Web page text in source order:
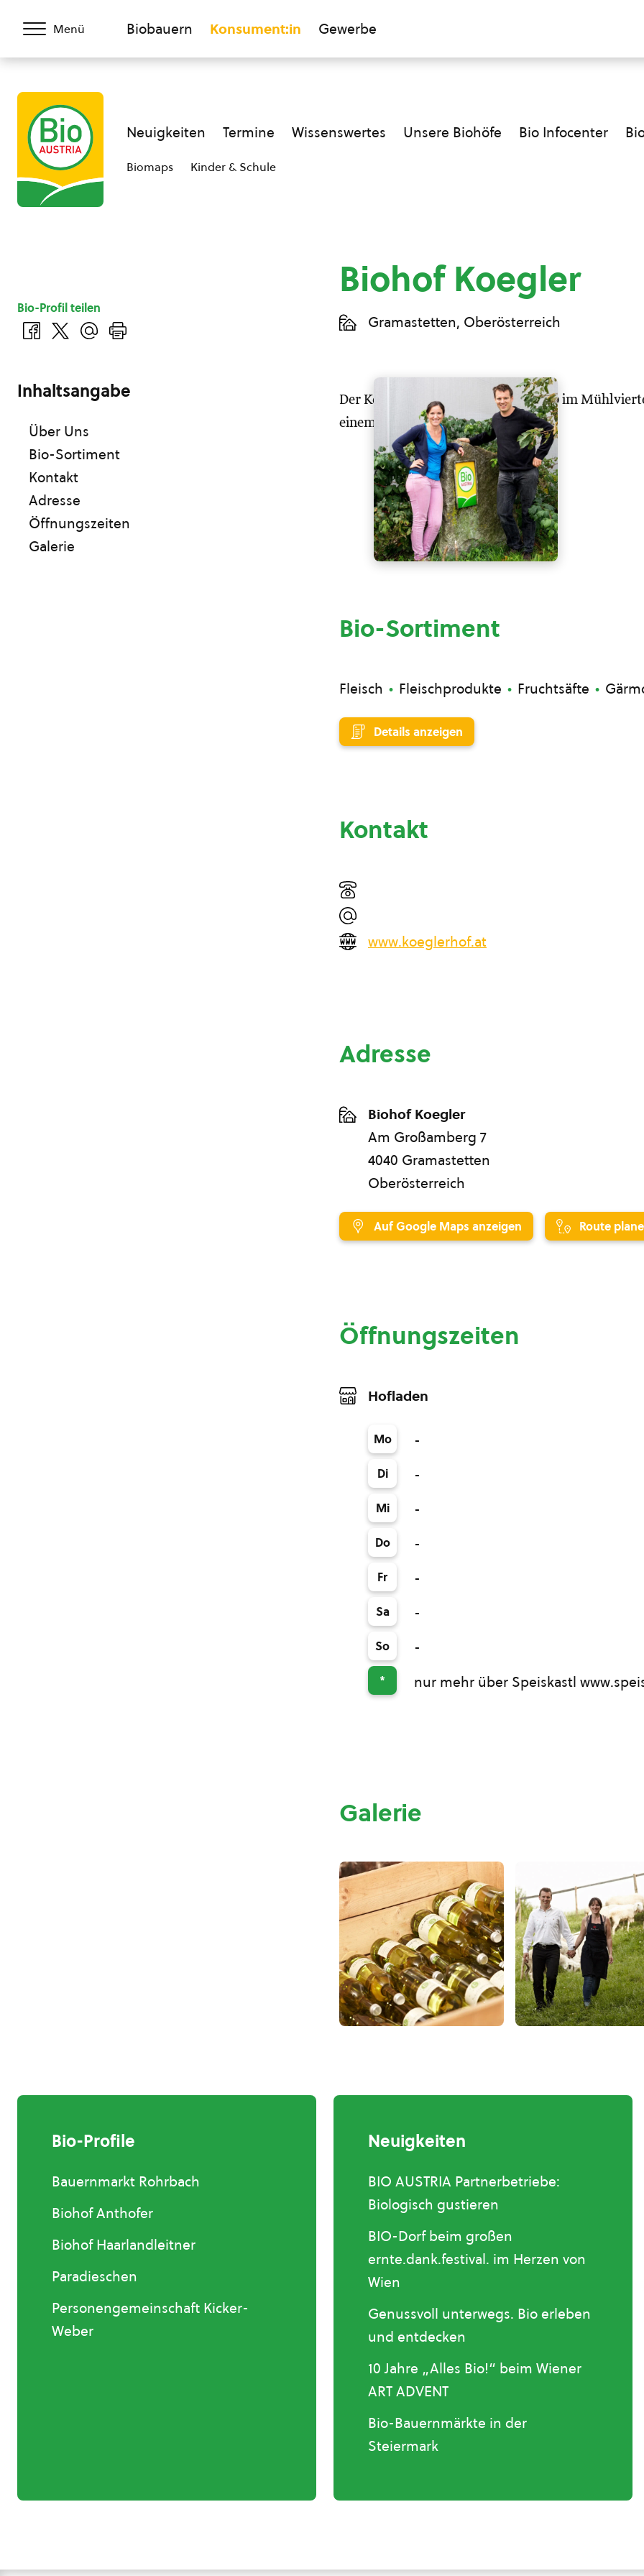
Menü Biobauern Konsument:in Gewerbe
Neuigkeiten Termine Wissenswertes Unsere Biohöfe Bio Infocenter
Biomaps Kinder & Schule
Biohof Koegler
Gramastetten, Oberösterreich
Der Köglerhof ist ein Familienbetrieb im
einem Mostheurigen.
Bio-Sortiment
Fleisch Fleischprodukte Fruchtsäfte
Details anzeigen
Kontakt
www.koeglerhof.at
Adresse
Biohof Koegler
Am Großamberg 7
4040 Gramastetten
Oberösterreich
Auf Google Maps anzeigen Route
Öffnungszeiten
Hofladen
Mo -
Di -
Mi -
Do -
Fr -
Sa -
So -
* nur mehr über Speiskastl
Galerie
Bio-Profil teilen
Inhaltsangabe
Über Uns
Bio-Sortiment
Kontakt
Adresse
Öffnungszeiten
Galerie
Bio-Profile
Bauernmarkt Rohrbach
Biohof Anthofer
Biohof Haarlandleitner
Paradieschen
Personengemeinschaft Kicker-
Weber
Neuigkeiten
BIO AUSTRIA Partnerbetriebe:
Biologisch gustieren
BIO-Dorf beim großen
ernte.dank.festival. im Herzen von
Wien
Genussvoll unterwegs. Bio erleben
und entdecken
10 Jahre „Alles Bio!“ beim Wiener
ART ADVENT
Bio-Bauernmärkte in der
Steiermark